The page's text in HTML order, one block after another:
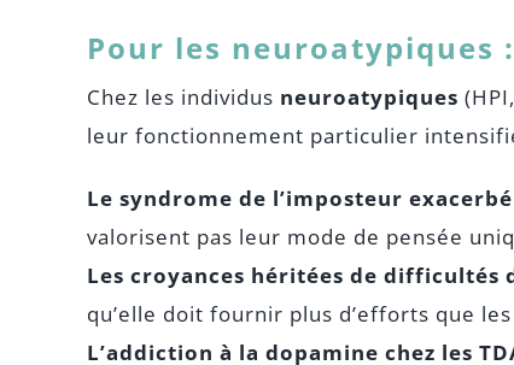
Pour les neuroatypiques
Chez les individus neuroatypiques
leur fonctionnement particulier
Le syndrome de l’imposteur exacerbé
valorisent pas leur mode de pensée
Les croyances héritées de difficultés
qu’elle doit fournir plus d’efforts que
L’addiction à la dopamine chez les